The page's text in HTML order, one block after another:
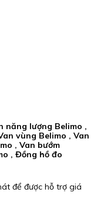
năng lượng Belimo ,
vùng Belimo , Van
, Van bướm
, Đồng hồ đo
để được hỗ trợ giá